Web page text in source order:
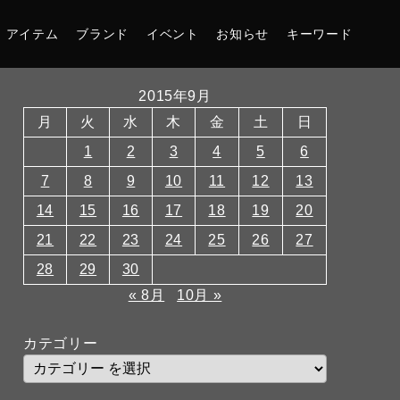
アイテム ブランド イベント お知らせ キーワード
2015年9月
月
火 水 木 金 土
日
1
2 3 4 5
6
7
8 9 10 11 12
13
14
15 16 17 18 19
20
21
22 23 24 25 26
27
28
29
30
« 8月
10月 »
カテゴリー